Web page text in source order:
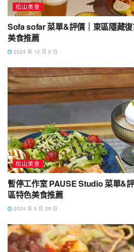
松山美食
Sofa sofar 菜單&評價｜東區隱藏
美食推薦
2024 年 12 月 5 日
松山美食
暫停工作室 PAUSE Studio 菜單&
區特色美食推薦
2024 年 5 月 29 日